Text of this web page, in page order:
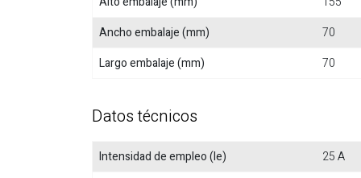
Ancho embalaje (mm)
70
Largo embalaje (mm)
70
Datos técnicos
Intensidad de empleo (Ie)
25 A